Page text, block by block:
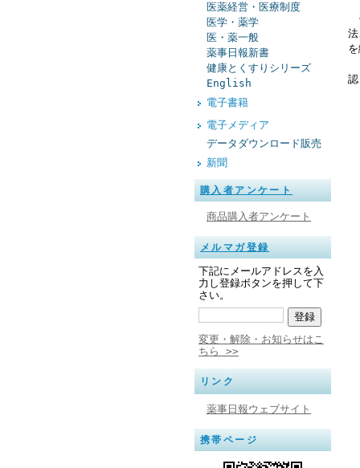
医薬経営・医療制度
医学・薬学
医・薬一般
薬事日報新書
健康とくすりシリーズ
English
電子書籍
電子メディア
データダウンロード販売
新聞
購入者アンケート
商品購入者アンケート
メルマガ登録
下記にメールアドレスを入
力し登録ボタンを押して下
さい。
変更・解除・お知らせはこ
ちら >>
リンク
薬事日報ウェブサイト
携帯ページ